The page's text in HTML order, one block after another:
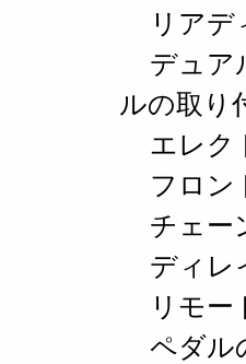
リアデ
デュア
ルの取り
エレク
フロン
チェー
ディレ
リモー
ペダル